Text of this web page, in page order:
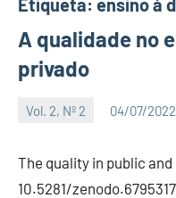
Etiqueta: ensino à
A qualidade no
privado
Vol. 2, Nº 2 04/07/2022
The quality in public
10.5281/